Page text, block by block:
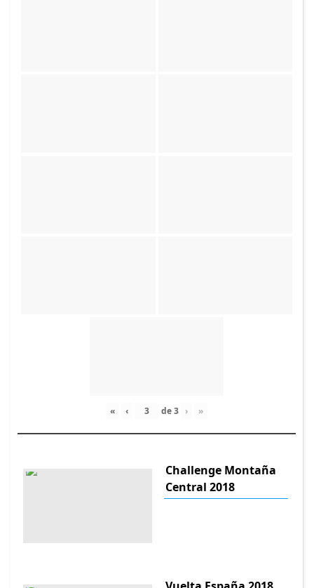
« ‹ de3 › »
Challenge Montaña
Central 2018